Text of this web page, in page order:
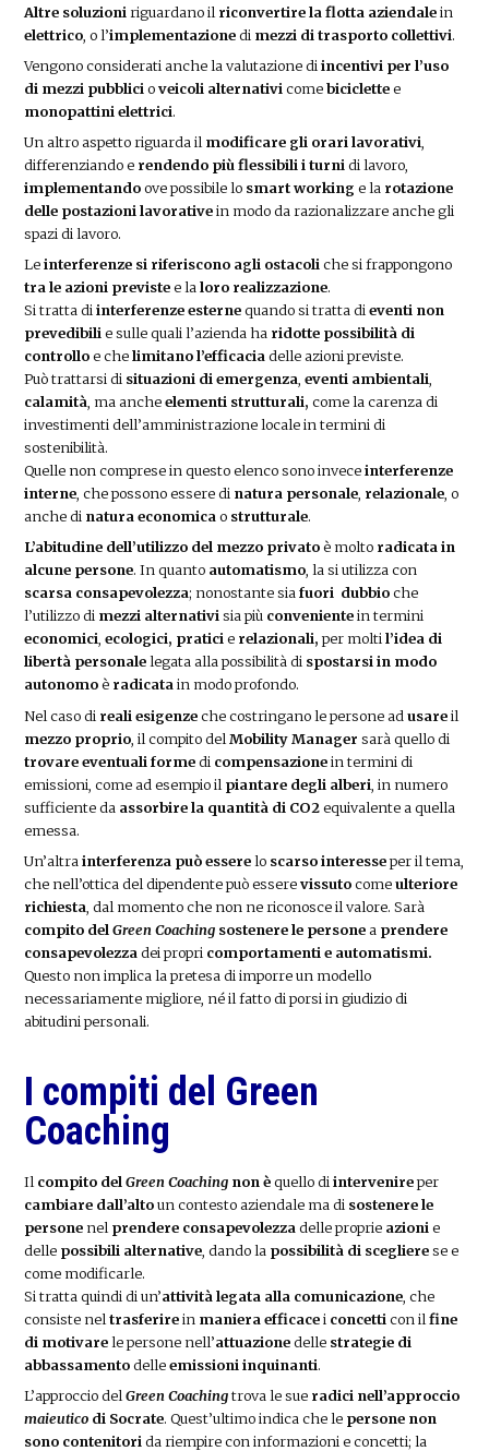
Altre soluzioni riguardano il riconvertire la flotta aziendalein
elettrico , o l’implementazionedi mezzi di trasporto collettivi.
Vengono considerati anche la valutazione diincentivi per l’uso
di mezzi pubblici oveicoli alternativi comebiciclettee
monopattini elettrici.
Un altro aspetto riguarda il modificare gli orari lavorativi
differenziando e rendendo più flessibili i turni di lavoro,
implementandoove possibile lo smart working e la rotazione
delle postazioni lavorativein modo da razionalizzare anche gli
spazi di lavoro.
Leinterferenze si riferiscono agli ostacoliche si frappongono
tra le azioni previstee laloro realizzazione.
Si tratta diinterferenze esternequando si tratta dieventi non
prevedibilie sulle quali l’azienda ha ridotte possibilità di
controlloe chelimitano l’efficaciadelle azioni previste.
Può trattarsi di situazioni di emergenza,eventi ambientali,
calamità, ma ancheelementi strutturali, come la carenza di
investimenti dell’amministrazione locale in termini di
sostenibilità.
Quelle non comprese in questo elenco sono inveceinterferenze
interne, che possono essere di natura personale, relazionale, o
anche di natura economicao strutturale.
L’abitudine dell’utilizzo del mezzo privatoè molto radicata in
alcune persone. In quanto automatismo, la si utilizza con
scarsa consapevolezza; nonostante siafuori dubbioche
l’utilizzo di mezzi alternativisia più convenientein termini
economici,ecologici, praticie relazionali,per moltil’idea di
libertà personalelegata alla possibilità di spostarsi in modo
autonomoè radicatain modo profondo.
Nel caso di reali esigenzeche costringano le persone adusareil
mezzo proprio , il compito delMobility Manager sarà quello di
trovare eventuali formedi compensazionein termini di
emissioni, come ad esempio il piantare degli alberi , in numero
sufficiente da assorbire la quantità di CO2equivalente a quella
emessa.
Un’altrainterferenza può esserelo scarso interesseper il tema,
che nell’ottica del dipendente può esserevissutocomeulteriore
richiesta , dal momento che non ne riconosce il valore. Sarà
compito delGreen Coaching sostenere le personea prendere
consapevolezza dei propri comportamenti e automatismi.
Questo non implica la pretesa di imporre un modello
necessariamente migliore, né il fatto di porsi in giudizio di
abitudini personali.
I compiti del Green
Coaching
Il compito delGreen Coaching non èquello diintervenireper
cambiare dall’altoun contesto aziendale ma di sostenere le
persone nel prendere consapevolezza delle proprie azioni e
delle possibili alternative , dando la possibilità di sceglierese e
come modificarle.
Si tratta quindi di un’attività legata alla comunicazione , che
consiste neltrasferirein maniera efficacei concetti con ilfine
di motivarele persone nell’attuazionedelle strategie di
abbassamentodelleemissioni inquinanti.
L’approccio delGreen Coachingtrova le sue radici nell’approccio
maieutico di Socrate. Quest’ultimo indica che le persone non
sono contenitori da riempire con informazioni e concetti; la